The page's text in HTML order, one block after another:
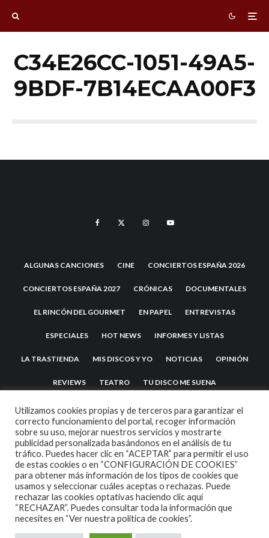
C34E26CC-1051-49A5-
9BDF-7B14ECAA00F3
ALGUNAS CANCIONES CINE CONCIERTOS ESPAÑA 2026
CONCIERTOS ESPAÑA 2027 CRÓNICAS DOCUMENTALES
EL RINCÓN DEL GOURMET EN PAPEL ENTREVISTAS
ESPECIALES HOT NEWS INFORMES Y LISTAS
LA TRASTIENDA MIS DISCOS Y YO NOTICIAS OPINIÓN
REVIEWS TEATRO TU DISCO ME SUENA
2007 COPYRIGHT -CODETIPITHEME
Utilizamos cookies propias y de terceros para garantizar el
correcto funcionamiento del portal, recoger información
sobre su uso, mejorar nuestros servicios y mostrarte
publicidad personalizada basándonos en el análisis de tu
tráfico. Puedes hacer clic en “ACEPTAR” para permitir el uso
de estas cookies o en “CONFIGURACIÓN DE COOKIES”
para obtener más información de los tipos de cookies que
usamos y seleccionar cuáles aceptas o rechazas. Puede
rechazar las cookies optativas haciendo clic aquí
“RECHAZAR”. Puedes consultar toda la información que
necesites en “Ver nuestra política de cookies”.